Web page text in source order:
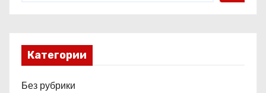
Категории
Без рубрики